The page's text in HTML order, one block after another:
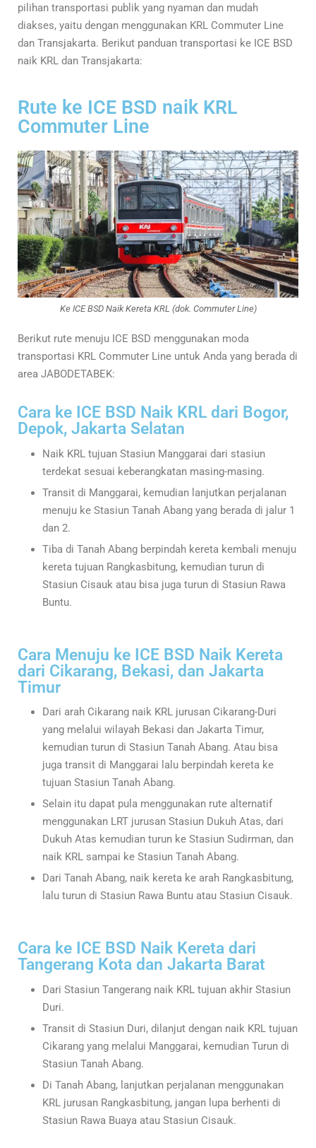
pilihan transportasi publik yang nyaman dan mudah
diakses, yaitu dengan menggunakan KRL Commuter Line
dan Transjakarta. Berikut panduan transportasi ke ICE BSD
naik KRL dan Transjakarta:
Rute ke ICE BSD naik KRL
Commuter Line
Ke ICE BSD Naik Kereta KRL (dok. Commuter Line)
Berikut rute menuju ICE BSD menggunakan moda
transportasi KRL Commuter Line untuk Anda yang berada di
area JABODETABEK:
Cara ke ICE BSD Naik KRL dari Bogor,
Depok, Jakarta Selatan
Naik KRL tujuan Stasiun Manggarai dari stasiun
terdekat sesuai keberangkatan masing-masing.
Transit di Manggarai, kemudian lanjutkan perjalanan
menuju ke Stasiun Tanah Abang yang berada di jalur 1
dan 2.
Tiba di Tanah Abang berpindah kereta kembali menuju
kereta tujuan Rangkasbitung, kemudian turun di
Stasiun Cisauk atau bisa juga turun di Stasiun Rawa
Buntu.
Cara Menuju ke ICE BSD Naik Kereta
dari Cikarang, Bekasi, dan Jakarta
Timur
Dari arah Cikarang naik KRL jurusan Cikarang-Duri
yang melalui wilayah Bekasi dan Jakarta Timur,
kemudian turun di Stasiun Tanah Abang. Atau bisa
juga transit di Manggarai lalu berpindah kereta ke
tujuan Stasiun Tanah Abang.
Selain itu dapat pula menggunakan rute alternatif
menggunakan LRT jurusan Stasiun Dukuh Atas, dari
Dukuh Atas kemudian turun ke Stasiun Sudirman, dan
naik KRL sampai ke Stasiun Tanah Abang.
Dari Tanah Abang, naik kereta ke arah Rangkasbitung,
lalu turun di Stasiun Rawa Buntu atau Stasiun Cisauk.
Cara ke ICE BSD Naik Kereta dari
Tangerang Kota dan Jakarta Barat
Dari Stasiun Tangerang naik KRL tujuan akhir Stasiun
Duri.
Transit di Stasiun Duri, dilanjut dengan naik KRL tujuan
Cikarang yang melalui Manggarai, kemudian Turun di
Stasiun Tanah Abang.
Di Tanah Abang, lanjutkan perjalanan menggunakan
KRL jurusan Rangkasbitung, jangan lupa berhenti di
Stasiun Rawa Buaya atau Stasiun Cisauk.